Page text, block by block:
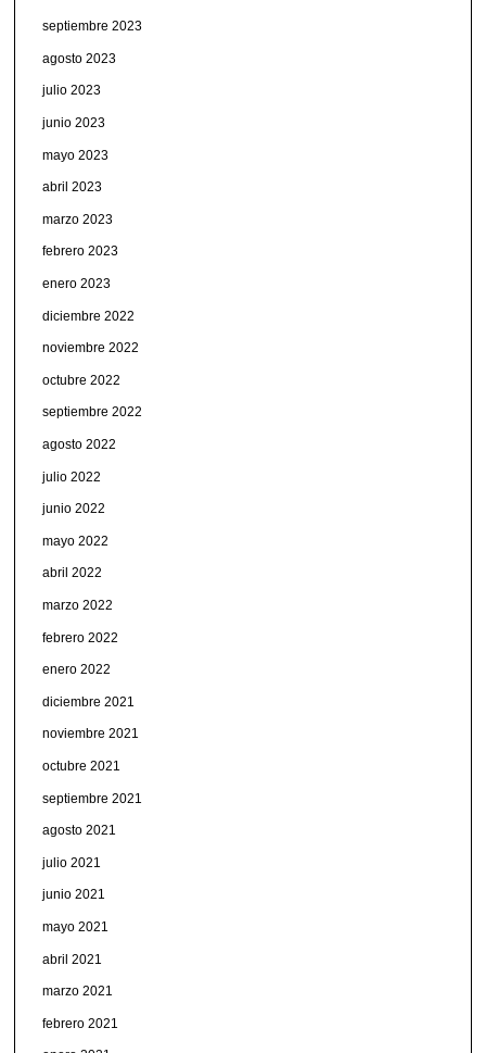
septiembre 2023
agosto 2023
julio 2023
junio 2023
mayo 2023
abril 2023
marzo 2023
febrero 2023
enero 2023
diciembre 2022
noviembre 2022
octubre 2022
septiembre 2022
agosto 2022
julio 2022
junio 2022
mayo 2022
abril 2022
marzo 2022
febrero 2022
enero 2022
diciembre 2021
noviembre 2021
octubre 2021
septiembre 2021
agosto 2021
julio 2021
junio 2021
mayo 2021
abril 2021
marzo 2021
febrero 2021